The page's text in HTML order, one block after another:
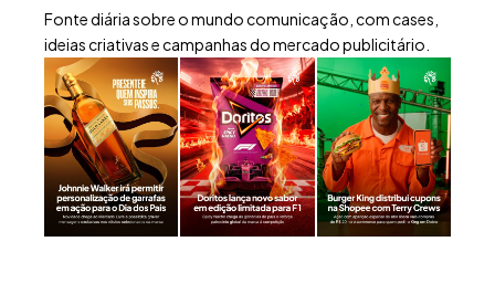
Fonte diária sobre o mundo comunicação, com cases,
ideias criativas e campanhas do mercado publicitário.